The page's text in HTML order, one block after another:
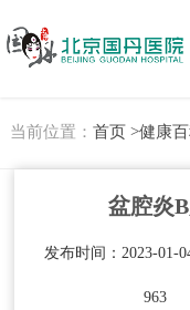
当前位置： 首页 >健康
盆腔炎
发布时间：2023-01-
963